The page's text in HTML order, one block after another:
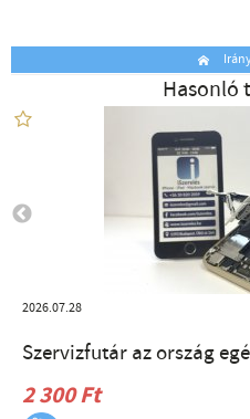
Hasonló
2026.07.28
Szervizfutár az ország
2 300 Ft